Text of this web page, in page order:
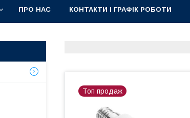
ПРО НАС КОНТАКТИ І ГРАФІК РОБОТИ
Топ продаж